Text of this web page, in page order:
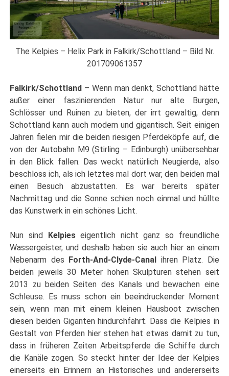
The Kelpies – Helix Park in Falkirk/Schottland – Bild Nr.
201709061357
Falkirk/Schottland – Wenn man denkt, Schottland hätte
außer einer faszinierenden Natur nur alte Burgen,
Schlösser und Ruinen zu bieten, der irrt gewaltig, denn
Schottland kann auch modern und gigantisch. Seit einigen
Jahren fielen mir die beiden riesigen Pferdeköpfe auf, die
von der Autobahn M9 (Stirling – Edinburgh) unübersehbar
in den Blick fallen. Das weckt natürlich Neugierde, also
beschloss ich, als ich letztes mal dort war, den beiden mal
einen Besuch abzustatten. Es war bereits später
Nachmittag und die Sonne schien noch einmal und hüllte
das Kunstwerk in ein schönes Licht.
Nun sind Kelpieseigentlich nicht ganz so freundliche
Wassergeister, und deshalb haben sie auch hier an einem
Nebenarm des
Forth-And-Clyde-Canal
ihren Platz. Die
beiden jeweils 30 Meter hohen Skulpturen stehen seit
2013 zu beiden Seiten des Kanals und bewachen eine
Schleuse. Es muss schon ein beeindruckender Moment
sein, wenn man mit einem kleinen Hausboot zwischen
diesen beiden Giganten hindurchfährt. Dass die Kelpies in
Gestalt von Pferden hier stehen hat etwas damit zu tun,
dass in früheren Zeiten Arbeitspferde die Schiffe durch
die Kanäle zogen. So steckt hinter der Idee der Kelpies
einerseits ein Erinnern an Historisches und andererseits